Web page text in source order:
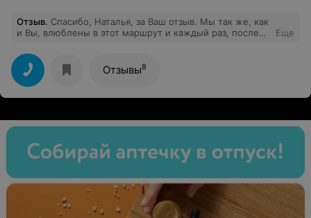
Отзыв. Спасибо, Наталья, за Ваш отзыв. Мы так же, как
и Вы, влюблены в этот маршрут и каждый раз, после
очень рады, что Вам понравилась программа сплава,
шашлык и советы по выживанию в экстремальных
ситуациях. Приезжайте к нам, чтобы еще раз ощутить
Еще
Отзывы8